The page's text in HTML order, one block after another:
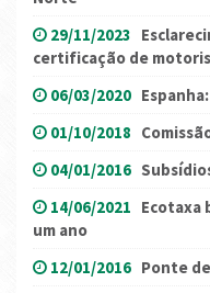
29/11/2023
certificação de
06/03/2020
01/10/2018
04/01/2016
14/06/2021 Ecotaxa
um ano
12/01/2016 Ponte